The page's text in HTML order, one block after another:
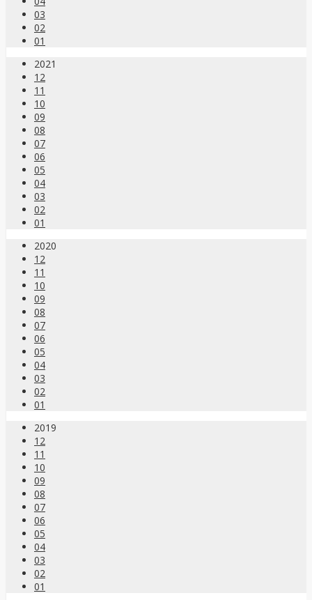
03
02
01
2021
12
11
10
09
08
07
06
05
04
03
02
01
2020
12
11
10
09
08
07
06
05
04
03
02
01
2019
12
11
10
09
08
07
06
05
04
03
02
01